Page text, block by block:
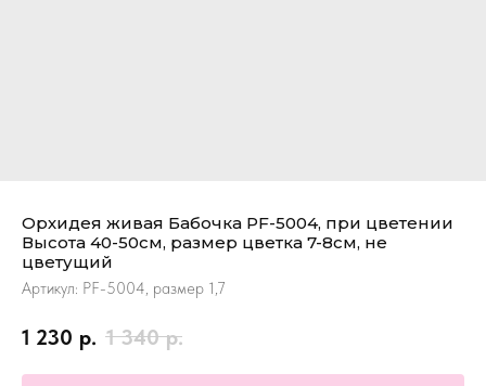
Орхидея живая Бабочка PF-5004, при цветении
Высота 40-50см, размер цветка 7-8см, не
цветущий
Артикул: PF-5004, размер 1,7
1 230 р. 1 340 р.